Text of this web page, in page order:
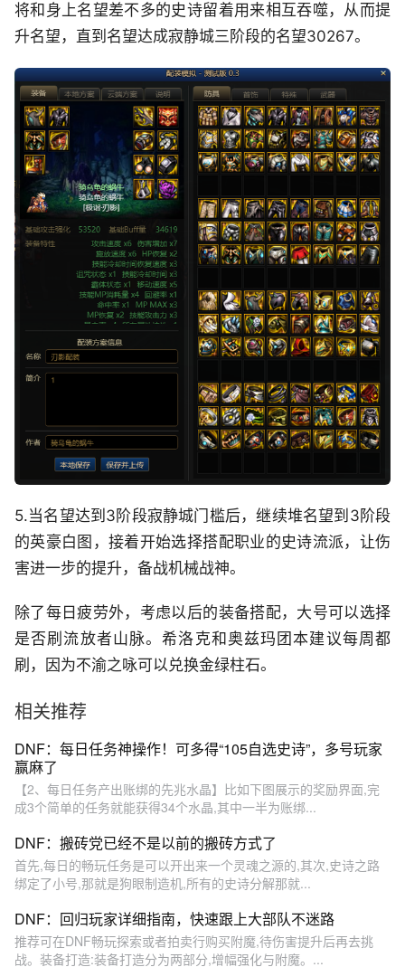
将和身上名望差不多的史诗留着用来相互吞噬，从而提
升名望，直到名望达成寂静城三阶段的名望30267。
5.当名望达到3阶段寂静城门槛后，继续堆名望到3阶段
的英豪白图，接着开始选择搭配职业的史诗流派，让伤
害进一步的提升，备战机械战神。
除了每日疲劳外，考虑以后的装备搭配，大号可以选择
是否刷流放者山脉。希洛克和奥兹玛团本建议每周都
刷，因为不渝之咏可以兑换金绿柱石。
相关推荐
DNF：每日任务神操作！可多得“105自选史诗”，多号玩家
赢麻了
【2、每日任务产出账绑的先兆水晶】比如下图展示的奖励界面,完
成3个简单的任务就能获得34个水晶,其中一半为账绑...
DNF：搬砖党已经不是以前的搬砖方式了
首先,每日的畅玩任务是可以开出来一个灵魂之源的,其次,史诗之路
绑定了小号,那就是狗眼制造机,所有的史诗分解那就...
DNF：回归玩家详细指南，快速跟上大部队不迷路
推荐可在DNF畅玩探索或者拍卖行购买附魔,待伤害提升后再去挑
战。装备打造:装备打造分为两部分,增幅强化与附魔。...